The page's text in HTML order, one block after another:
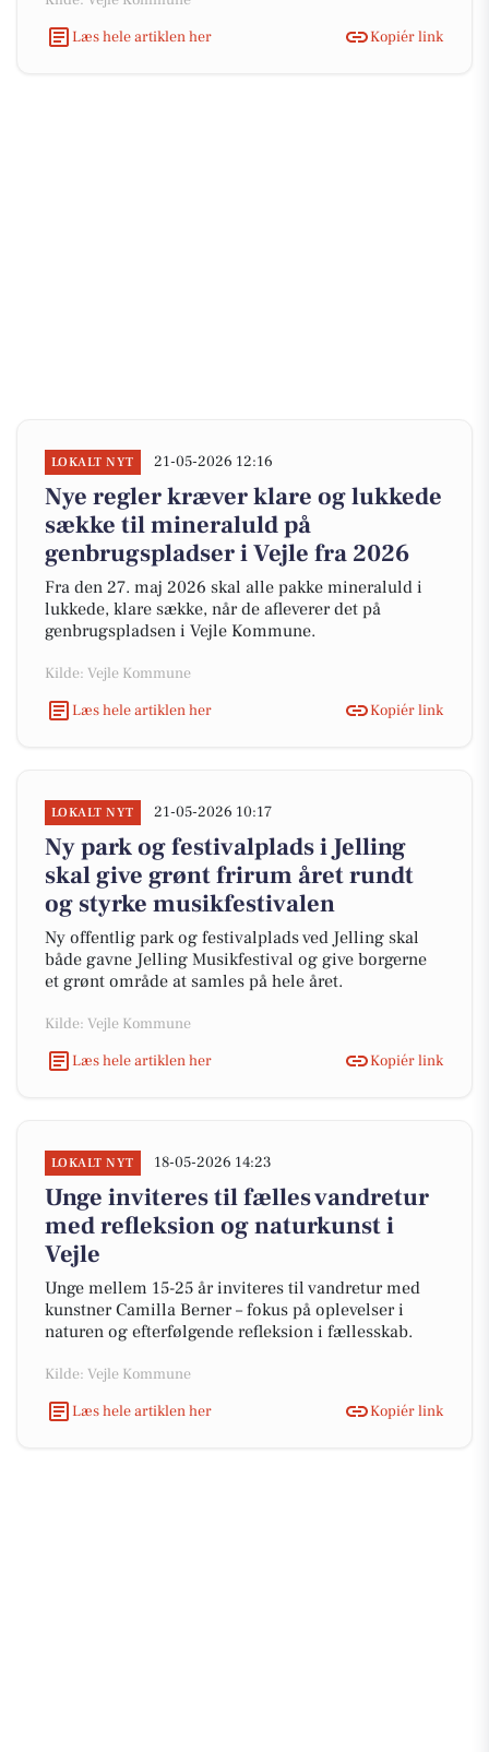
Læs hele artiklen her
Kopiér link
LOKALT NYT 21-05-2026 12:16
Nye regler kræver klare og lukkede
sække til mineraluld på
genbrugspladser i Vejle fra 2026
Fra den 27. maj 2026 skal alle pakke mineraluld i
lukkede, klare sække, når de afleverer det på
genbrugspladsen i Vejle Kommune.
Kilde: Vejle Kommune
Læs hele artiklen her
Kopiér link
LOKALT NYT 21-05-2026 10:17
Ny park og festivalplads i Jelling
skal give grønt frirum året rundt
og styrke musikfestivalen
Ny offentlig park og festivalplads ved Jelling skal
både gavne Jelling Musikfestival og give borgerne
et grønt område at samles på hele året.
Kilde: Vejle Kommune
Læs hele artiklen her
Kopiér link
LOKALT NYT 18-05-2026 14:23
Unge inviteres til fælles vandretur
med refleksion og naturkunst i
Vejle
Unge mellem 15-25 år inviteres til vandretur med
kunstner Camilla Berner – fokus på oplevelser i
naturen og efterfølgende refleksion i fællesskab.
Kilde: Vejle Kommune
Læs hele artiklen her
Kopiér link